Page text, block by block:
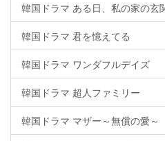
韓国ドラマ ある日、私の家の玄
韓国ドラマ 君を憶えてる
韓国ドラマ ワンダフルデイズ
韓国ドラマ 超人ファミリー
韓国ドラマ マザー～無償の愛～